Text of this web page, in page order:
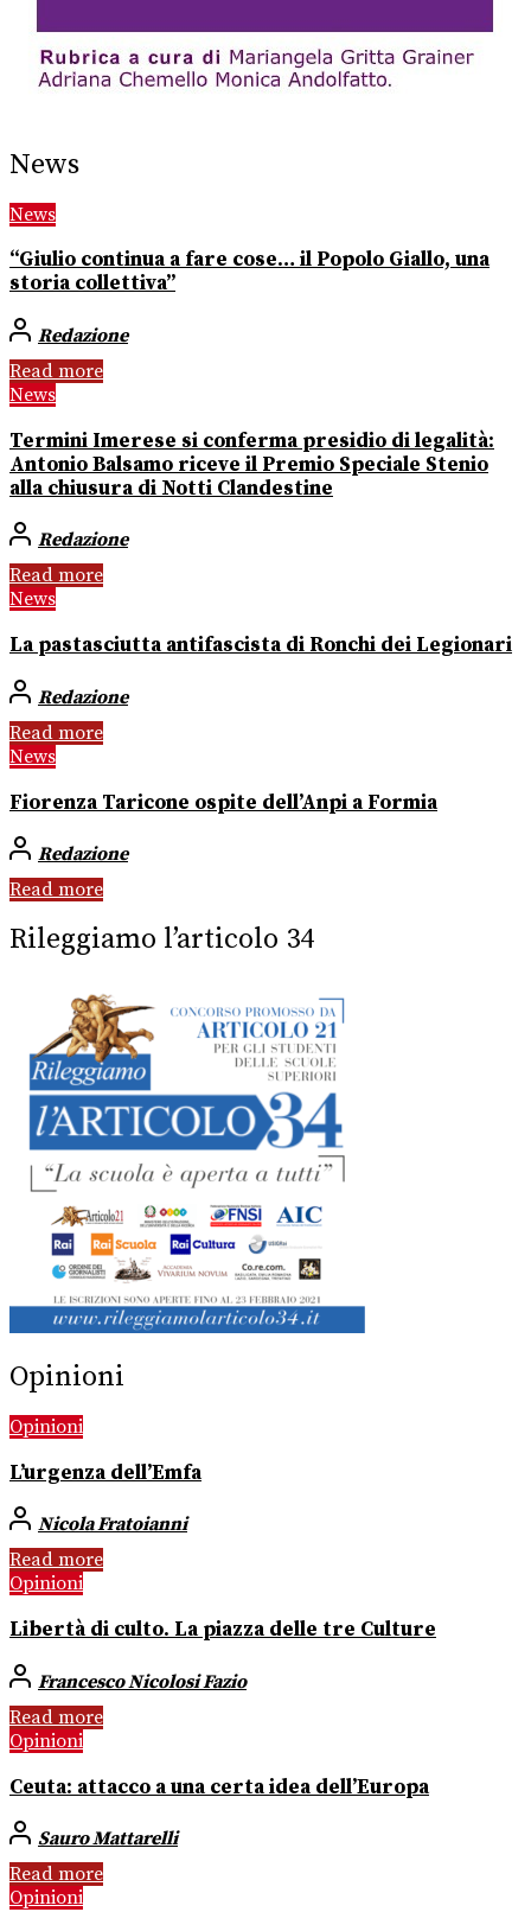
News
News
“Giulio continua a fare cose… il Popolo Giallo, una
storia collettiva”
Redazione
Read more
News
Termini Imerese si conferma presidio di legalità:
Antonio Balsamo riceve il Premio Speciale Stenio
alla chiusura di Notti Clandestine
Redazione
Read more
News
La pastasciutta antifascista di Ronchi dei Legionari
Redazione
Read more
News
Fiorenza Taricone ospite dell’Anpi a Formia
Redazione
Read more
Rileggiamo l’articolo 34
Opinioni
Opinioni
L’urgenza dell’Emfa
Nicola Fratoianni
Read more
Opinioni
Libertà di culto. La piazza delle tre Culture
Francesco Nicolosi Fazio
Read more
Opinioni
Ceuta: attacco a una certa idea dell’Europa
Sauro Mattarelli
Read more
Opinioni